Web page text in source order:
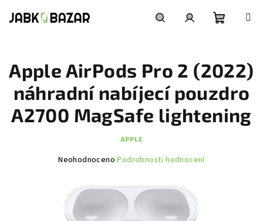
košík
Apple AirPods Pro 2 (2022)
náhradní nabíjecí pouzdro
A2700 MagSafe lightening
APPLE
Průměrné
Neohodnoceno Podrobnosti hodnocení